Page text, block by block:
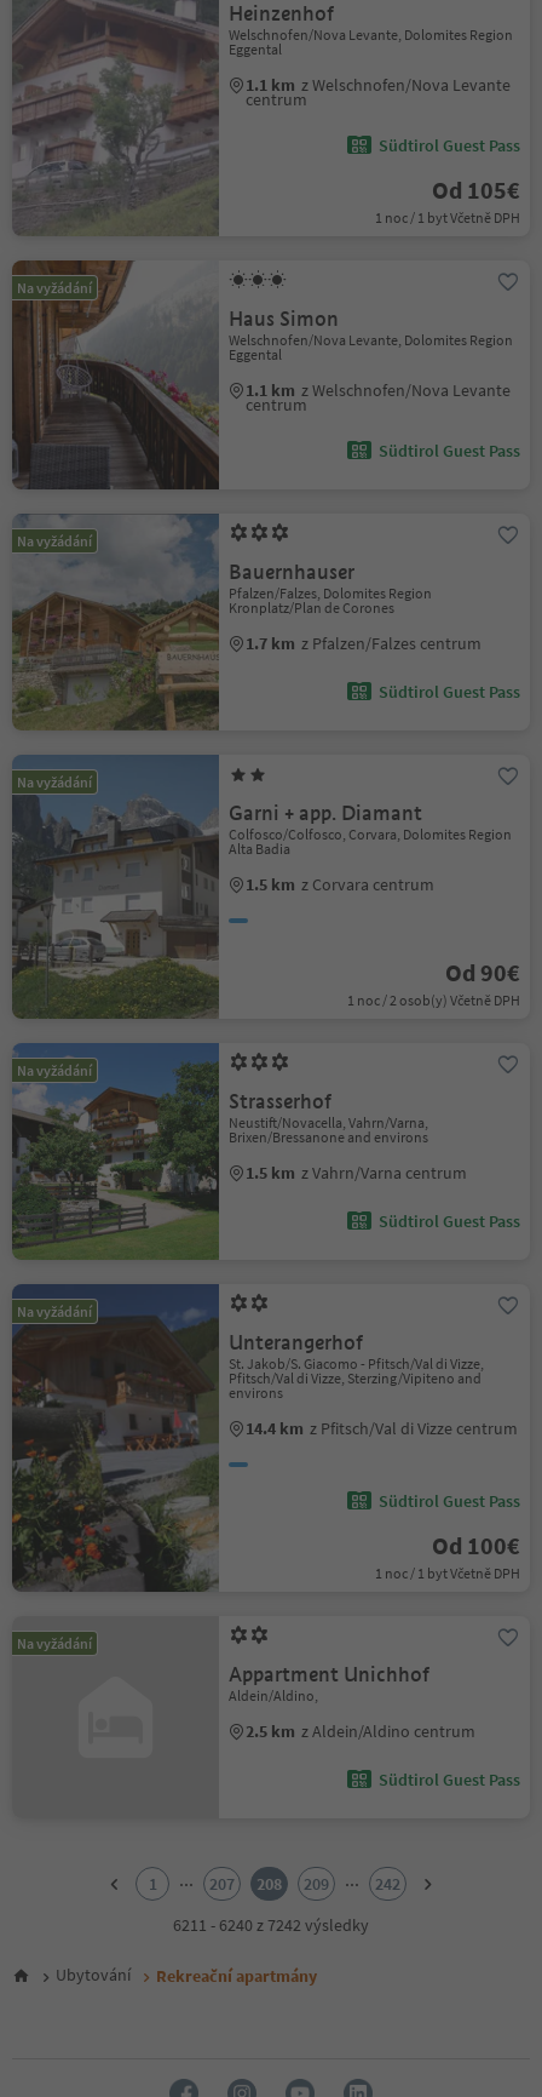
Heinzenhof
Welschnofen/Nova Levante, Dolomites Region
Eggental
1.1 km z Welschnofen/Nova Levante
centrum
Südtirol Guest Pass
Od 105€
1 noc / 1 byt Včetně DPH
Na vyžádání
Haus Simon
Welschnofen/Nova Levante, Dolomites Region
Eggental
1.1 km z Welschnofen/Nova Levante
centrum
Südtirol Guest Pass
Na vyžádání
Bauernhauser
Pfalzen/Falzes, Dolomites Region
Kronplatz/Plan de Corones
1.7 km z Pfalzen/Falzes centrum
Südtirol Guest Pass
Na vyžádání
Garni + app. Diamant
Colfosco/Colfosco, Corvara, Dolomites Region
Alta Badia
1.5 km z Corvara centrum
Od 90€
1 noc / 2 osob(y) Včetně DPH
Na vyžádání
Strasserhof
Neustift/Novacella, Vahrn/Varna,
Brixen/Bressanone and environs
1.5 km z Vahrn/Varna centrum
Südtirol Guest Pass
Na vyžádání
Unterangerhof
St. Jakob/S. Giacomo - Pfitsch/Val di Vizze,
Pfitsch/Val di Vizze, Sterzing/Vipiteno and
environs
14.4 km z Pfitsch/Val di Vizze centrum
Südtirol Guest Pass
Od 100€
1 noc / 1 byt Včetně DPH
Na vyžádání
Appartment Unichhof
Aldein/Aldino,
2.5 km z Aldein/Aldino centrum
Südtirol Guest Pass
6
1 ... 207 208 209 ...
242
6211 - 6240 z 7242 výsledky
Ubytování Rekreační apartmány